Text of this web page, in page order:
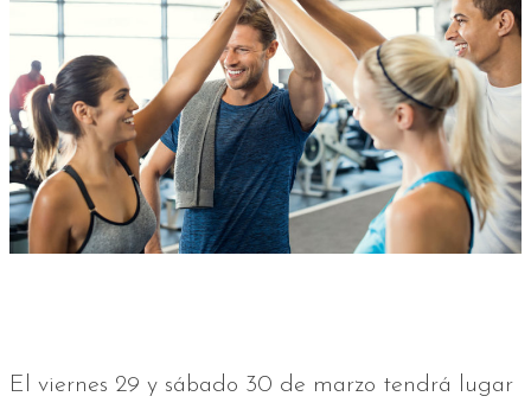
El viernes 29 y sábado 30 de marzo tendrá lugar